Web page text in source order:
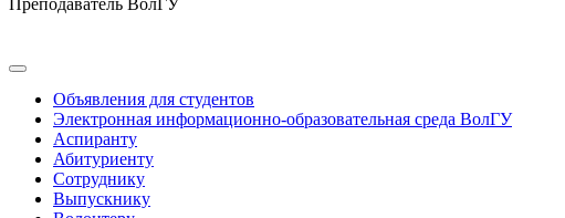
Преподаватель ВолГУ
Объявления для студентов
Электронная информационно-образовательная среда ВолГУ
Аспиранту
Абитуриенту
Сотруднику
Выпускнику